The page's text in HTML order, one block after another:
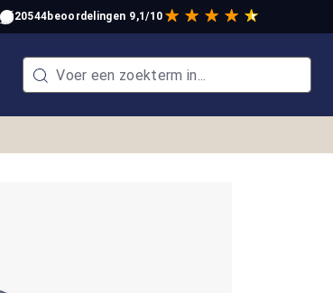
20544beoordelingen 9,1/10